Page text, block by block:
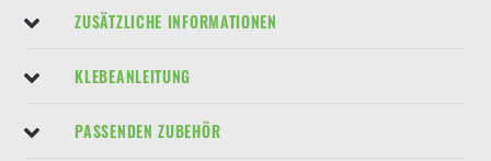
ZUSÄTZLICHE INFORMATIONEN
KLEBEANLEITUNG
PASSENDEN ZUBEHÖR